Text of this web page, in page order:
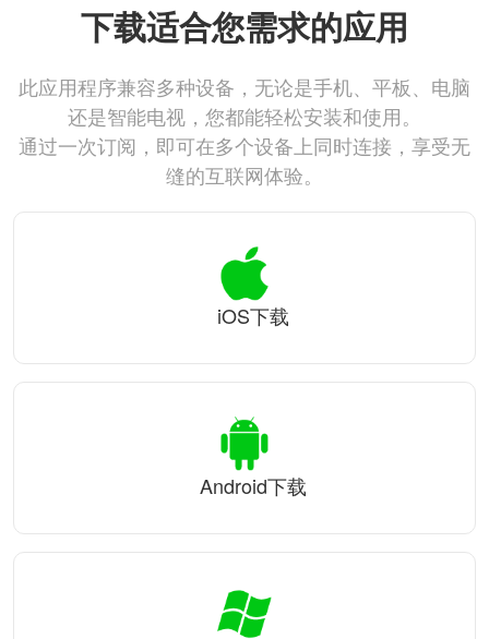
下载适合您需求的应用
此应用程序兼容多种设备，无论是手机、平板、电脑
还是智能电视，您都能轻松安装和使用。
通过一次订阅，即可在多个设备上同时连接，享受无
缝的互联网体验。
iOS下载
Android下载